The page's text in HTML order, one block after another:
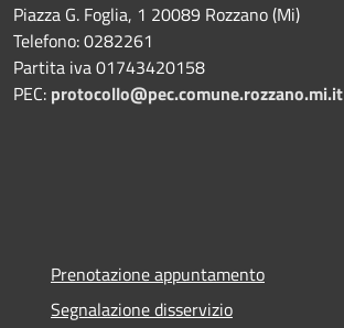
Piazza G. Foglia, 1 20089 Rozzano (Mi)
Telefono: 0282261
Partita iva 01743420158
PEC: protocollo@pec.comune.rozzano.mi.it
Prenotazione appuntamento
Segnalazione disservizio